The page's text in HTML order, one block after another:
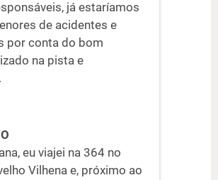
já estaríamos
de acidentes e
por conta do bom
na pista e
eu viajei na 364 no
Vilhena e, próximo ao